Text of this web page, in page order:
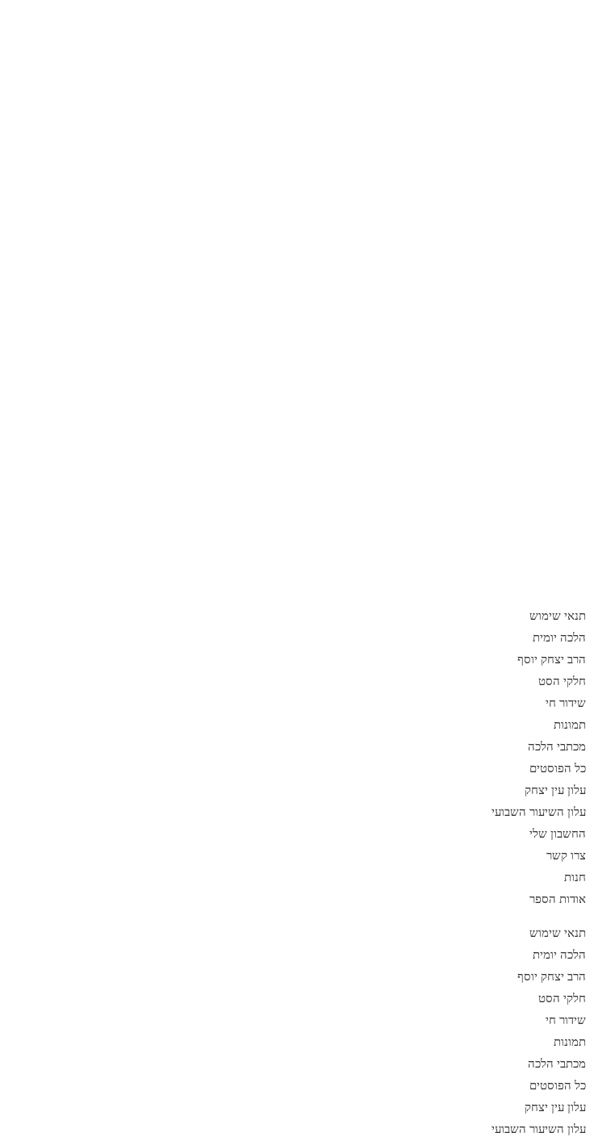
תנאי שימוש
הלכה יומית
הרב יצחק יוסף
חלקי הסט
שידור חי
תמונות
מכתבי הלכה
כל הפוסטים
עלון עין יצחק
עלון השיעור השבועי
החשבון שלי
צרו קשר
חנות
אודות הספר
תנאי שימוש
הלכה יומית
הרב יצחק יוסף
חלקי הסט
שידור חי
תמונות
מכתבי הלכה
כל הפוסטים
עלון עין יצחק
עלון השיעור השבועי